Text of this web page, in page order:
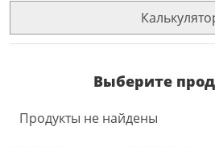
Выберите
Продукты не найдены